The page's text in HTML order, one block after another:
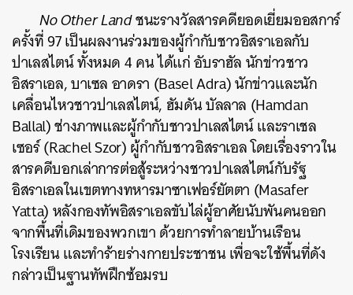
No Other Landชนะรางวัลสารคดียอดเยี่ยมออสการ์
ครั้งที่ 97 เป็นผลงานร่วมของผู้กำกับชาวอิสราเอลกับ
ปาเลสไตน์ ทั้งหมด 4 คน ได้แก่ อับราฮัล นักข่าวชาว
อิสราเอล, บาเซล อาดรา (Basel Adra) นักข่าวและนัก
เคลื่อนไหวชาวปาเลสไตน์, ฮัมดัน บัลลาล (Hamdan
Ballal) ช่างภาพและผู้กำกับชาวปาเลสไตน์ และราเชล
เซอร์ (Rachel Szor) ผู้กำกับชาวอิสราเอล โดยเรื่องราวใน
สารคดีบอกเล่าการต่อสู้ระหว่างชาวปาเลสไตน์กับรัฐ
อิสราเอลในเขตทางทหารมาซาเฟอร์ยัตตา (Masafer
Yatta) หลังกองทัพอิสราเอลขับไล่ผู้อาศัยนับพันคนออก
จากพื้นที่เดิมของพวกเขา ด้วยการทำลายบ้านเรือน
โรงเรียน และทำร้ายร่างกายประชาชน เพื่อจะใช้พื้นที่ดัง
กล่าวเป็นฐานทัพฝึกซ้อมรบ